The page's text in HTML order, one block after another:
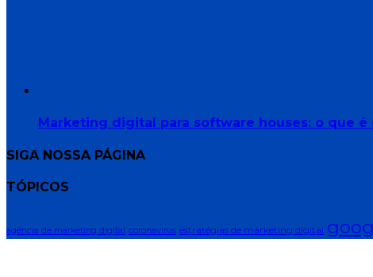
Marketing digital para software houses: o que é
SIGA NOSSA PÁGINA
TÓPICOS
agência de marketing digital coronavírus estratégias de marketing digital